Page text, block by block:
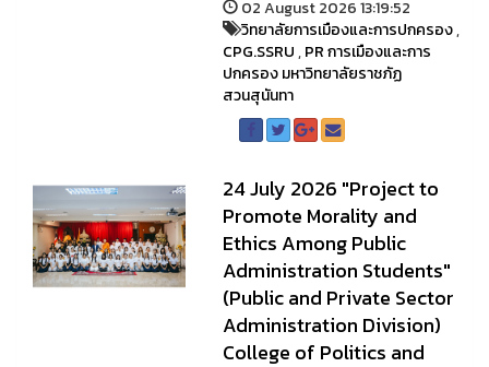
02 August 2026 13:19:52
วิทยาลัยการเมืองและการปกครอง,
CPG.SSRU,PR การเมืองและการ
ปกครอง มหาวิทยาลัยราชภัฏ
สวนสุนันทา
24 July 2026 "Project to
Promote Morality and
Ethics Among Public
Administration Students"
(Public and Private Sector
Administration Division)
College of Politics and